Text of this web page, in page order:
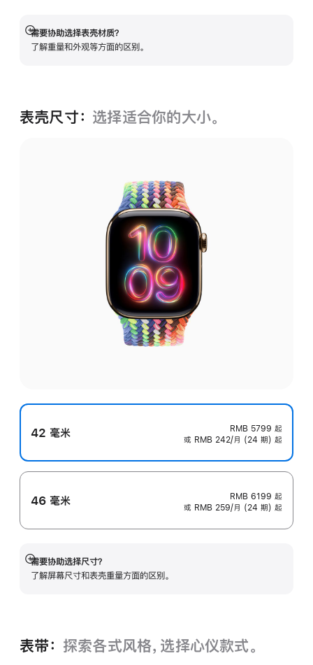
需要协助选择表壳材质？
了解重量和外观等方面的区别。
展
开
表壳尺寸： 选择适合你的大小。
42 毫米 RMB 5799 起
或 RMB 242/月 (24 期) 起
46 毫米 RMB 6199 起
或 RMB 259/月 (24 期) 起
需要协助选择尺寸？
了解屏幕尺寸和表壳重量方面的区别。
展
开
表带： 探索各式风格，选择心仪款式。